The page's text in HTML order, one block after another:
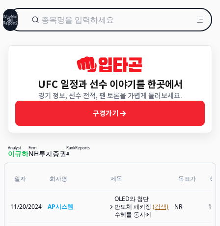
WhyNot
Sell
Report?
UFC 일정과 선수 이야기를 한곳에서
경기 정보, 선수 전적, 팬 토론을 가볍게 둘러보세요.
구경가기
Analyst
이규하
Firm
NH투자증권
Rank
#
Reports
일자 회사명 제목 목표가 6
11/20/2024 AP시스템
OLED와 첨단
반도체 패키징
수혜를 동시에
(검색) NR